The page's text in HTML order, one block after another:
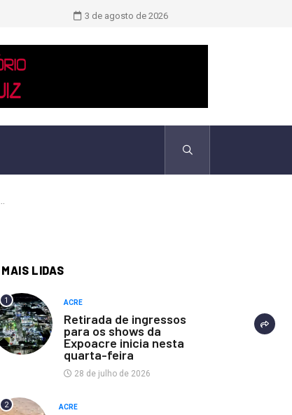
TCU identificou desvios de dinheiro
3 de agosto de 2026
MAIS LIDAS
1 ACRE
Retirada de ingressos
para os shows da
Expoacre inicia nesta
quarta-feira
28 de julho de 2026
2 ACRE